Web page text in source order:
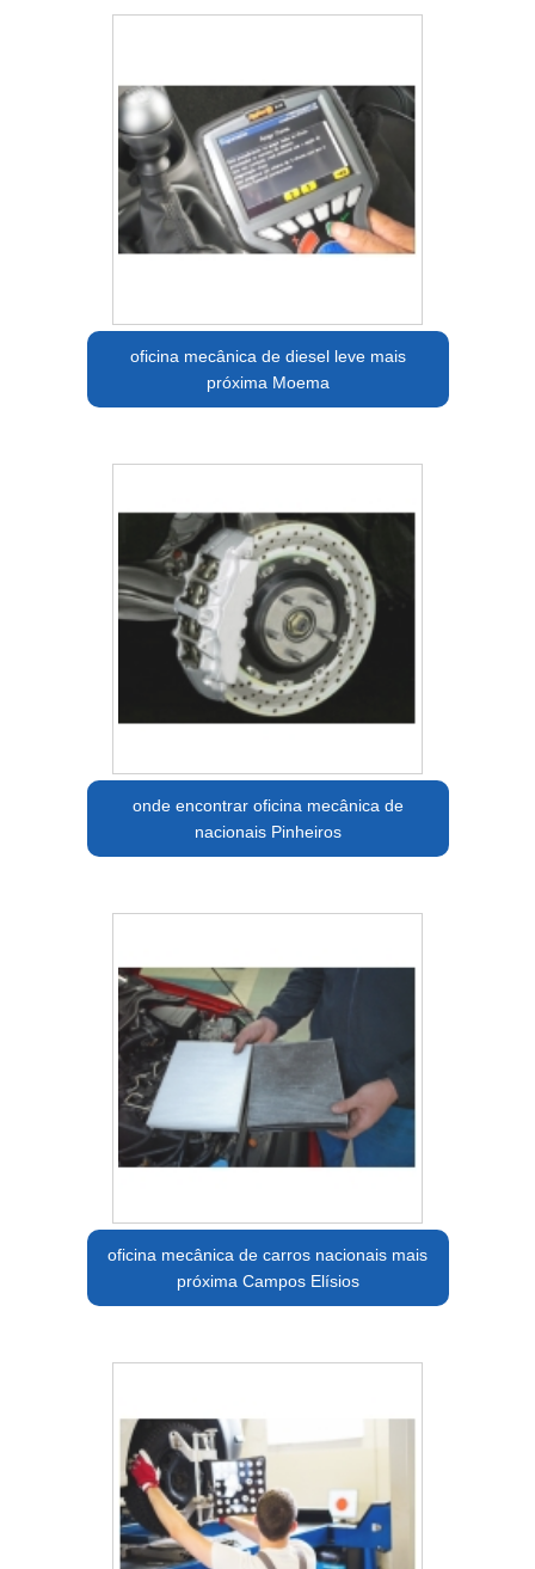
oficina mecânica de diesel leve mais
próxima Moema
onde encontrar oficina mecânica de
nacionais Pinheiros
oficina mecânica de carros nacionais mais
próxima Campos Elísios